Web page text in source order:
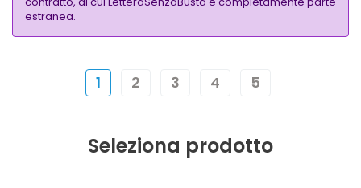
estranea.
1 2 3 4 5
Seleziona prodotto